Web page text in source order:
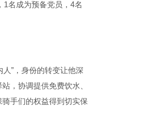
名成为预备党员，4名
”，身份的转变让他深
，协调提供免费饮水、
手们的权益得到切实保